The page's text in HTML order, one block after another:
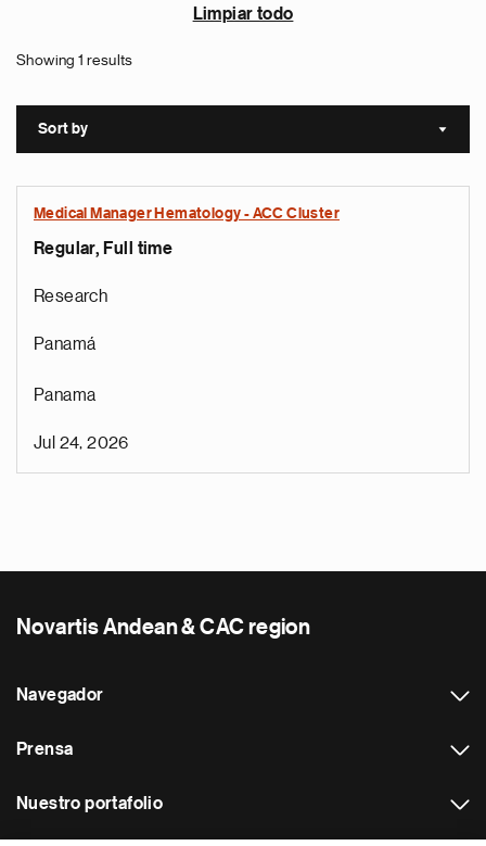
Limpiar todo
Showing 1 results
Sort by Sort
Medical Manager Hematology - ACC Cluster
Regular, Full time
Research
Panamá
Panama
Jul 24, 2026
Novartis Andean & CAC region
Navegador
Prensa
Nuestro portafolio